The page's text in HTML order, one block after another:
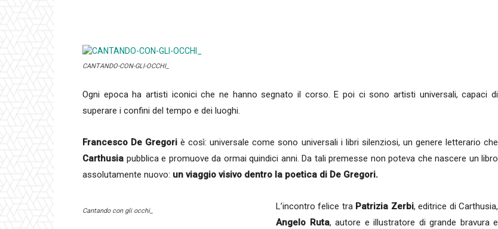
CANTANDO-CON-GLI-OCCHI_
Ogni epoca ha artisti iconici che ne hanno segnato il corso. E poi ci sono artisti universali, capaci di
superare i confini del tempo e dei luoghi.
Francesco De Gregori è così: universale come sono universali i libri silenziosi, un genere letterario che
Carthusia pubblica e promuove da ormai quindici anni. Da tali premesse non poteva che nascere un libro
assolutamente nuovo: un viaggio visivo dentro la poetica di De Gregori.
Cantando con gli occhi_ L’incontro felice tra Patrizia Zerbi, editrice di Carthusia,
Angelo Ruta, autore e illustratore di grande bravura e